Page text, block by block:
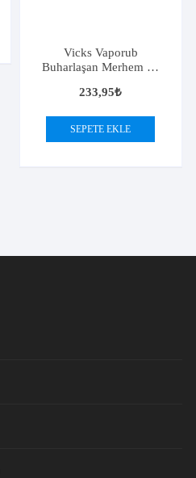
Vicks Vaporub
Buharlaşan Merhem 38
233,95₺
SEPETE EKLE